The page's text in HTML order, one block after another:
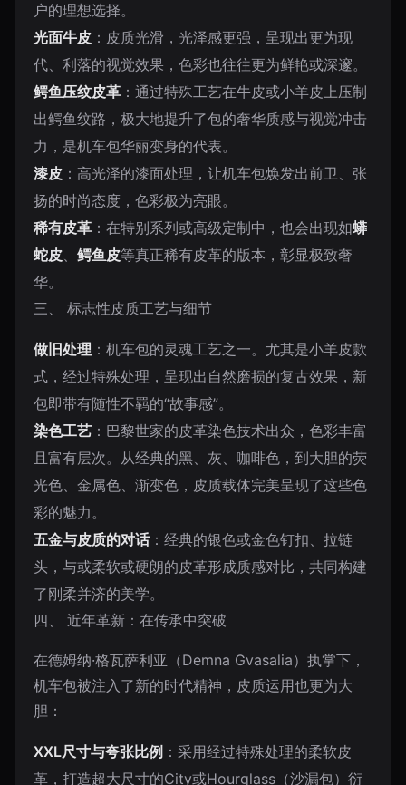
户的理想选择。
光面牛皮 ：皮质光滑，光泽感更强，呈现出更为现
代、利落的视觉效果，色彩也往往更为鲜艳或深邃。
鳄鱼压纹皮革 ：通过特殊工艺在牛皮或小羊皮上压制
出鳄鱼纹路，极大地提升了包的奢华质感与视觉冲击
力，是机车包华丽变身的代表。
漆皮 ：高光泽的漆面处理，让机车包焕发出前卫、张
扬的时尚态度，色彩极为亮眼。
稀有皮革 ：在特别系列或高级定制中，也会出现如蟒
蛇皮、 鳄鱼皮等真正稀有皮革的版本，彰显极致奢
华。
三、 标志性皮质工艺与细节
做旧处理 ：机车包的灵魂工艺之一。尤其是小羊皮款
式，经过特殊处理，呈现出自然磨损的复古效果，新
包即带有随性不羁的“故事感”。
染色工艺 ：巴黎世家的皮革染色技术出众，色彩丰富
且富有层次。从经典的黑、灰、咖啡色，到大胆的荧
光色、金属色、渐变色，皮质载体完美呈现了这些色
彩的魅力。
五金与皮质的对话：经典的银色或金色钉扣、拉链
头，与或柔软或硬朗的皮革形成质感对比，共同构建
了刚柔并济的美学。
四、 近年革新：在传承中突破
在德姆纳·格瓦萨利亚（Demna Gvasalia）执掌下，
机车包被注入了新的时代精神，皮质运用也更为大
胆：
XXL尺寸与夸张比例 ：采用经过特殊处理的柔软皮
革，打造超大尺寸的City或Hourglass（沙漏包）衍